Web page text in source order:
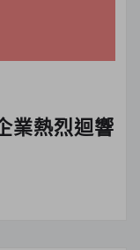
業熱烈迴響